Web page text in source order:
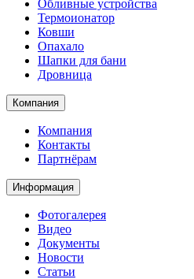
Обливные устройства
Термоионатор
Ковши
Опахало
Шапки для бани
Дровница
Компания
Компания
Контакты
Партнёрам
Информация
Фотогалерея
Видео
Документы
Новости
Статьи